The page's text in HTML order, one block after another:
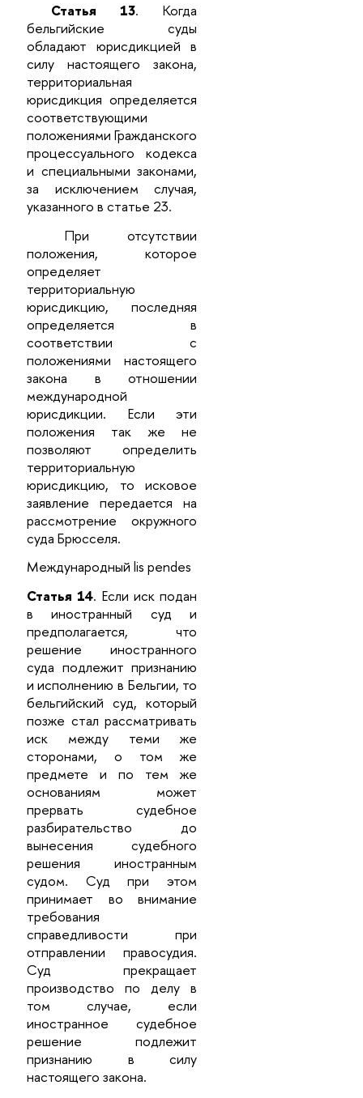
Статья 13. Когда
бельгийские суды
обладают юрисдикцией в
силу настоящего закона,
территориальная
юрисдикция определяется
соответствующими
положениями Гражданского
процессуального кодекса
и специальными законами,
за исключением случая,
указанного в статье 23.
При отсутствии
положения, которое
определяет
территориальную
юрисдикцию, последняя
определяется в
соответствии с
положениями настоящего
закона в отношении
международной
юрисдикции. Если эти
положения так же не
позволяют определить
территориальную
юрисдикцию, то исковое
заявление передается на
рассмотрение окружного
суда Брюсселя.
Международный lis pendes
Статья 14. Если иск подан
в иностранный суд и
предполагается, что
решение иностранного
суда подлежит признанию
и исполнению в Бельгии, то
бельгийский суд, который
позже стал рассматривать
иск между теми же
сторонами, о том же
предмете и по тем же
основаниям может
прервать судебное
разбирательство до
вынесения судебного
решения иностранным
судом. Суд при этом
принимает во внимание
требования
справедливости при
отправлении правосудия.
Суд прекращает
производство по делу в
том случае, если
иностранное судебное
решение подлежит
признанию в силу
настоящего закона.